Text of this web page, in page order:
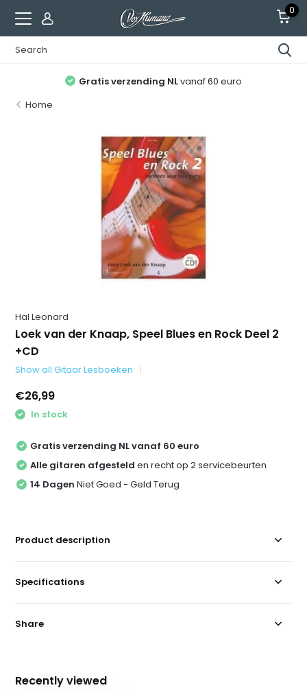
0
Gratis verzending NLvanaf 60 euro
Home
Hal Leonard
Loek van der Knaap, Speel Blues en Rock Deel 2
+CD
Show all Gitaar Lesboeken
€26,99
In stock
Gratis verzending NL vanaf 60 euro
Alle gitaren afgesteld en recht op 2 servicebeurten
14 Dagen Niet Goed - Geld Terug
Product description
Specifications
Share
Recently viewed